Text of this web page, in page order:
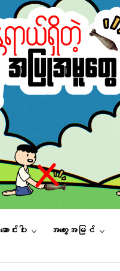
ဆောင်းပါး အတွေးအမြင်